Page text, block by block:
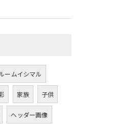
ームイシマル
家族 子供
ヘッダー画像